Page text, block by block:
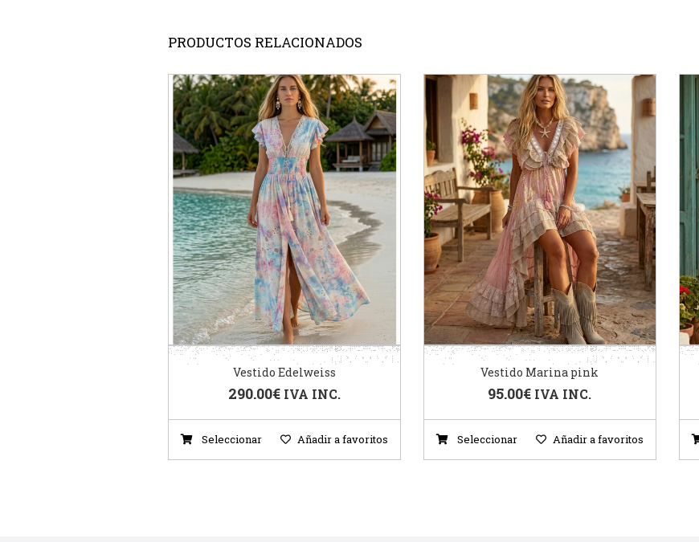
PRODUCTOS RELACIONADOS
Vestido Edelweiss
290.00€ IVA INC.
Seleccionar Añadir a favoritos
Vestido Marina pink
95.00€ IVA INC.
Seleccionar Añadir a favoritos